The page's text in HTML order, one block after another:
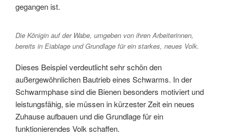
gegangen ist.
Die Königin auf der Wabe, umgeben von ihren Arbeiterinnen,
bereits in Eiablage und Grundlage für ein starkes, neues Volk.
Dieses Beispiel verdeutlicht sehr schön den
außergewöhnlichen Bautrieb eines Schwarms. In der
Schwarmphase sind die Bienen besonders motiviert und
leistungsfähig, sie müssen in kürzester Zeit ein neues
Zuhause aufbauen und die Grundlage für ein
funktionierendes Volk schaffen.